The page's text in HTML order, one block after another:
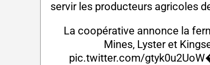
servir les producteurs agricoles
La coopérative annonce la
Mines, Lyster et
pic.twitter.com/gtyk0u2UoW